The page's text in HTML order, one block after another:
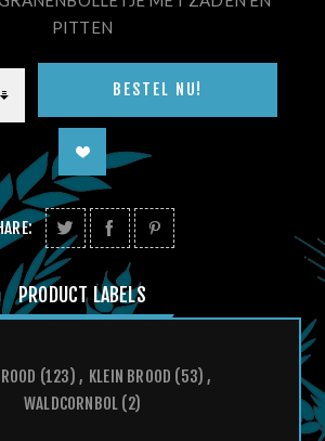
PITTEN
PRODUCT LABELS
(123) , KLEIN BROOD (53) ,
WALDCORNBOL (2)